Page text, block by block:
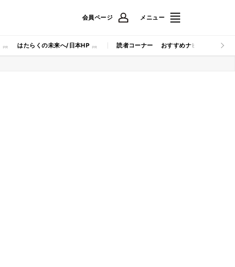
会員ページ メニュー
はたらくの未来へ/日本HP 読者コーナー おすすめナビ マイナビ